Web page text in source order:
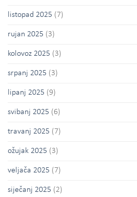
listopad 2025 (7)
rujan 2025 (3)
kolovoz 2025 (3)
srpanj 2025 (3)
lipanj 2025 (9)
svibanj 2025 (6)
travanj 2025 (7)
ožujak 2025 (3)
veljača 2025 (7)
siječanj 2025 (2)